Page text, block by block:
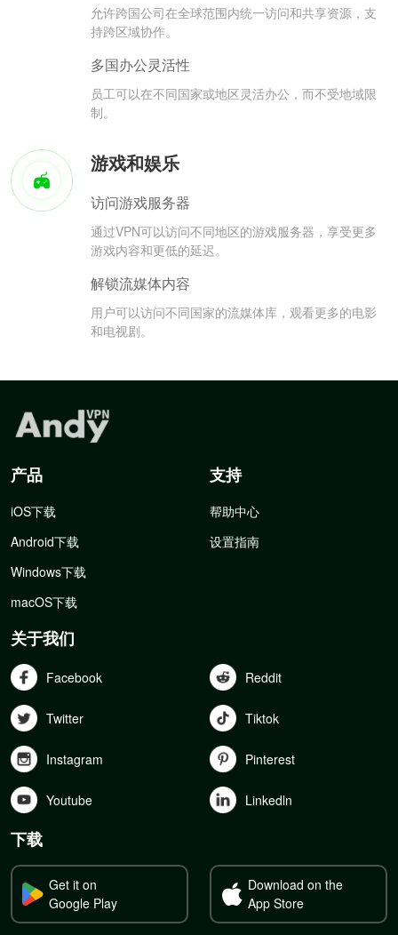
允许跨国公司在全球范围内统一访问和共享资源，支
持跨区域协作。
多国办公灵活性
员工可以在不同国家或地区灵活办公，而不受地域限
制。
游戏和娱乐
访问游戏服务器
通过VPN可以访问不同地区的游戏服务器，享受更多
游戏内容和更低的延迟。
解锁流媒体内容
用户可以访问不同国家的流媒体库，观看更多的电影
和电视剧。
产品
iOS下载
Android下载
Windows下载
macOS下载
支持
帮助中心
设置指南
关于我们
Facebook Reddit
Twitter Tiktok
Instagram Pinterest
Youtube Linkedln
下载
Get it on
Google Play
Download on the
App Store